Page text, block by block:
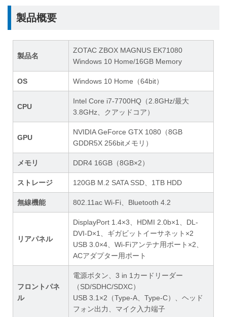
製品概要
製品名
ZOTAC ZBOX MAGNUS EK71080
Windows 10 Home/16GB Memory
OS Windows 10 Home（64bit）
CPU
Intel Core i7-7700HQ（2.8GHz/最大
3.8GHz、クアッドコア）
GPU
NVIDIA GeForce GTX 1080（8GB
GDDR5X 256bitメモリ）
メモリ DDR4 16GB（8GB×2）
ストレージ 120GB M.2 SATA SSD、1TB HDD
無線機能 802.11ac Wi-Fi、Bluetooth 4.2
リアパネル
DisplayPort 1.4×3、HDMI 2.0b×1、DL-
DVI-D×1、ギガビットイーサネット×2
USB 3.0×4、Wi-Fiアンテナ用ポート×2、
ACアダプター用ポート
フロントパネ
ル
電源ボタン、3 in 1カードリーダー
（SD/SDHC/SDXC）
USB 3.1×2（Type-A、Type-C）、ヘッド
フォン出力、マイク入力端子